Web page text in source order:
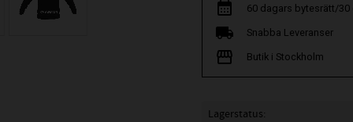
60 dagars bytesrätt/
Snabba Leveranser
Butik i Stockholm
Lagerstatus